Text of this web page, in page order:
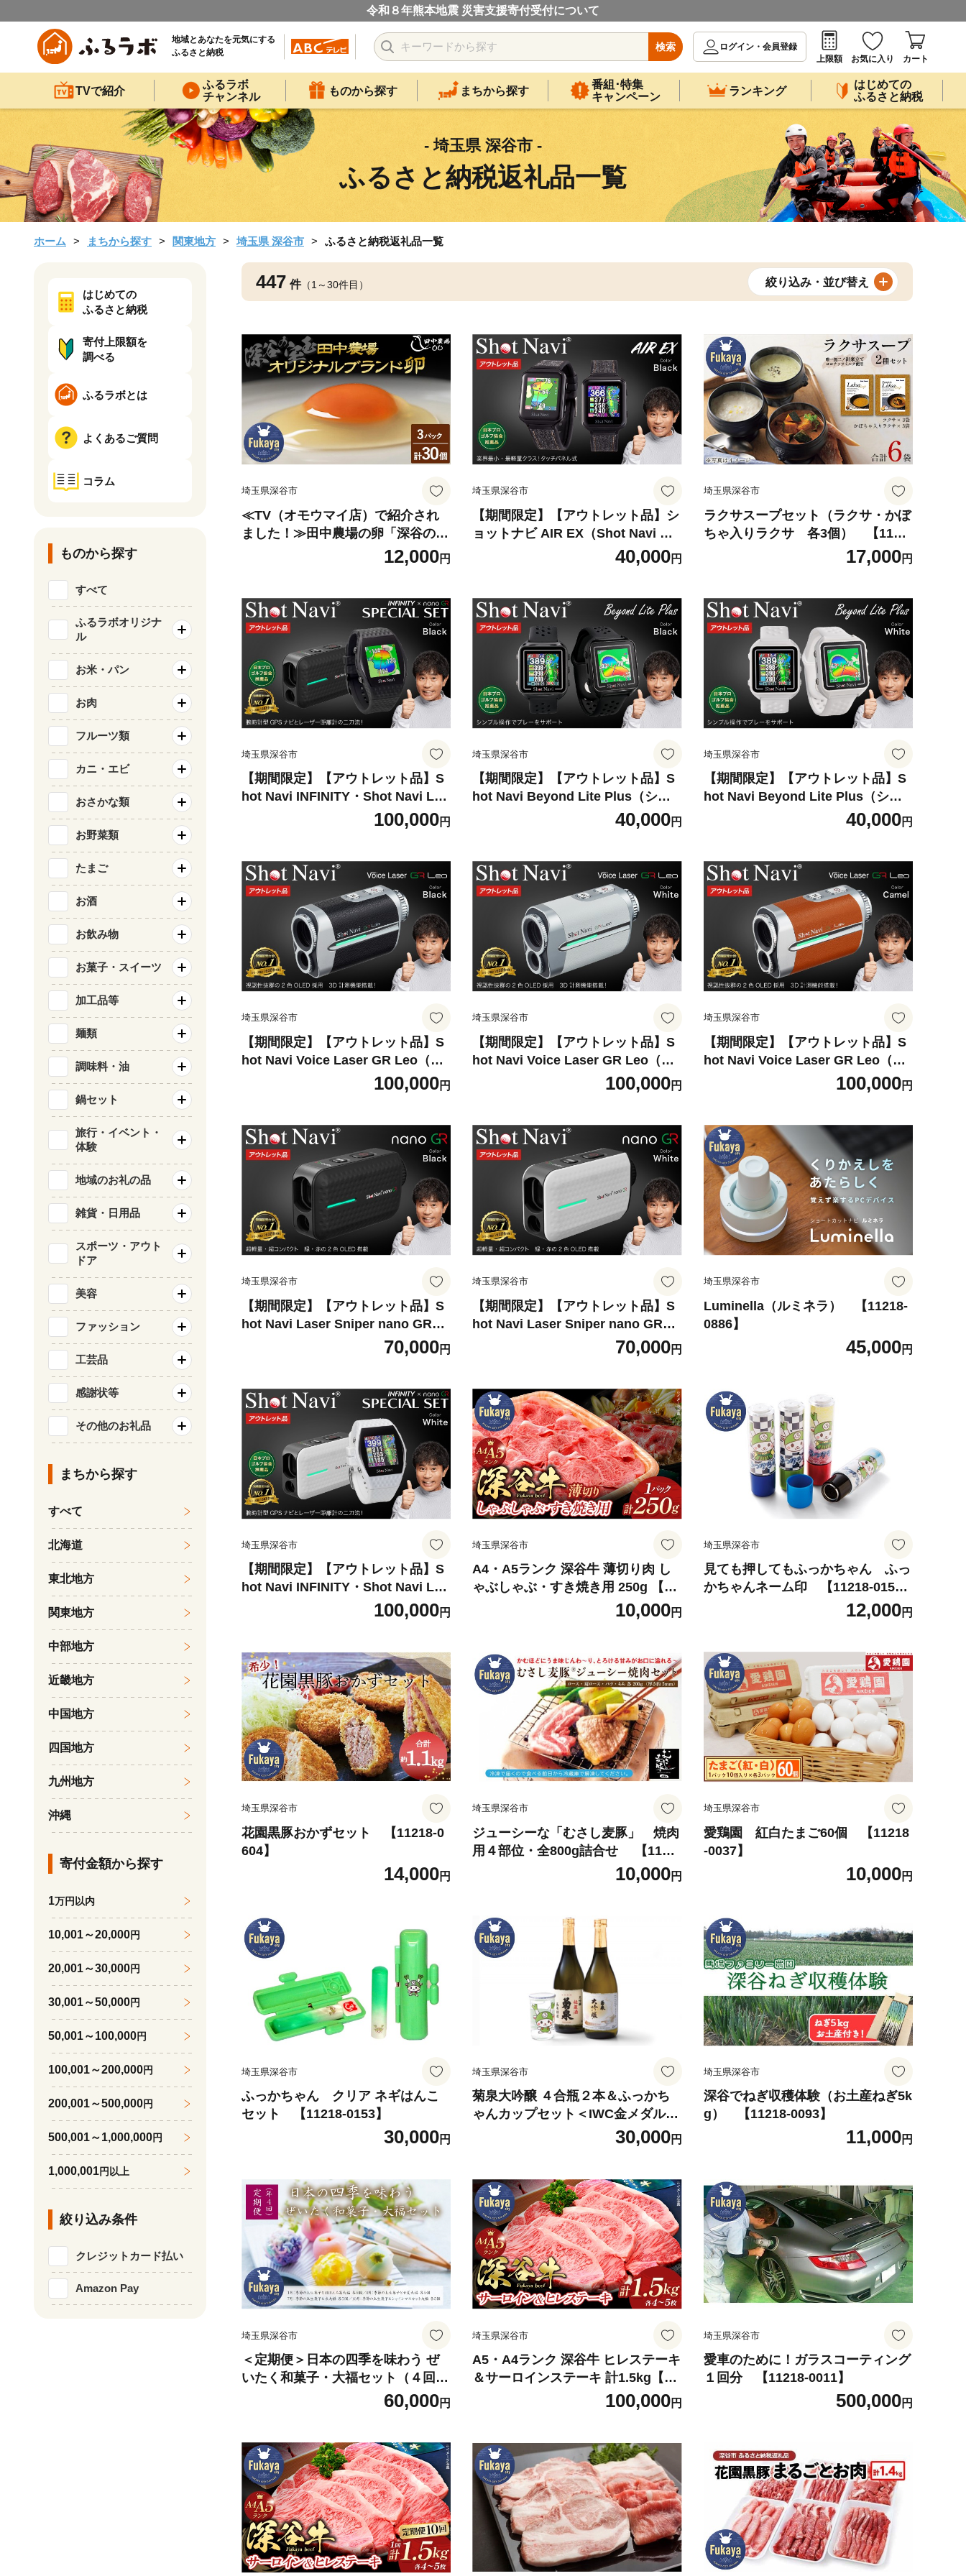
令和８年熊本地震 災害支援寄付受付について
地域とあなたを元気にする
ふるさと納税
検索
ログイン・会員登録
上限額
お気に入り カート
TVで紹介
ふるラボ
チャンネル
ものから探す まちから探す
番組･特集
キャンペーン
ランキング
はじめての
ふるさと納税
- 埼玉県 深谷市 -
ふるさと納税返礼品一覧
ホーム まちから探す 関東地方 埼玉県 深谷市 ふるさと納税返礼品一覧
447 件（1～30件目） 絞り込み・並び替え
埼玉県深谷市
≪TV（オモウマイ店）で紹介され
ました！≫田中農場の卵「深谷の宝
玉」10個入2パック＜1パック割れ
保証付き＞ 【11218-0051】
12,000円
埼玉県深谷市
【期間限定】【アウトレット品】シ
ョットナビ AIR EX（Shot Navi AI
R EX）＜カラー：ブラック＞ 【1
1218-0752】 ゴルフ 距離計 距離計
ッチ GPSウォッチGPSナビ 腕時計
日本製
40,000円
埼玉県深谷市
ラクサスープセット（ラクサ・かぼ
ちゃ入りラクサ 各3個） 【1121
17,000円
埼玉県深谷市
【期間限定】【アウトレット品】S
hot Navi INFINITY・Shot Navi Las
er Sniper nano GR（ショットナビ
インフィニティ・レーザースナイパ
ック＞ 【11218-0870】 ゴルフ 距
離計 距離計測器 測定器 ゴルフナビ
ゴルフウォッチ GPSウォッチGPS
ナビ 腕時計 日本製
100,000円
埼玉県深谷市
【期間限定】【アウトレット品】S
hot Navi Beyond Lite Plus（ショ
ットナビ ビヨンド ライト プラス）
＜カラー：ブラック＞ 【11218-0
定器 ゴルフナビ ゴルフウォッチ G
PSウォッチGPSナビ 腕時計 日本製
40,000円
埼玉県深谷市
【期間限定】【アウトレット品】S
hot Navi Beyond Lite Plus（ショ
ットナビ ビヨンド ライト プラス）
＜カラー：ホワイト＞ 【11218-0
定器 ゴルフナビ ゴルフウォッチ G
PSウォッチGPSナビ 腕時計 日本製
40,000円
埼玉県深谷市
【期間限定】【アウトレット品】S
hot Navi Voice Laser GR Leo（シ
ョットナビ ボイスレーザーGRレ
オ）＜カラー：ブラック（Black）
距離計測器 測定器 ゴルフナビ ゴル
フウォッチ GPSウォッチGPSナビ
腕時計 日本製
100,000円
埼玉県深谷市
【期間限定】【アウトレット品】S
hot Navi Voice Laser GR Leo（シ
ョットナビ ボイスレーザーGRレ
オ）＜カラー：ホワイト（White）
距離計測器 測定器 ゴルフナビ ゴル
フウォッチ GPSウォッチGPSナビ
腕時計 日本製
100,000円
埼玉県深谷市
【期間限定】【アウトレット品】S
hot Navi Voice Laser GR Leo（シ
ョットナビ ボイスレーザーGRレ
オ）＜カラー：キャメル（Camel）
距離計測器 測定器 ゴルフナビ ゴル
フウォッチ GPSウォッチGPSナビ
腕時計 日本製
100,000円
埼玉県深谷市
【期間限定】【アウトレット品】S
hot Navi Laser Sniper nano GR
（ショットナビ レーザースナイパ
ー ナノ GR）＜カラー：ブラック
距離計測器 測定器 ゴルフナビ ゴル
フウォッチ GPSウォッチGPSナビ
70,000円
埼玉県深谷市
【期間限定】【アウトレット品】S
hot Navi Laser Sniper nano GR
（ショットナビ レーザースナイパ
ー ナノ GR）＜カラー：ホワイト
距離計測器 測定器 ゴルフナビ ゴル
フウォッチ GPSウォッチGPSナビ
腕時計 日本製
70,000円
埼玉県深谷市
Luminella（ルミネラ） 【11218-
0886】
45,000円
埼玉県深谷市
【期間限定】【アウトレット品】S
hot Navi INFINITY・Shot Navi Las
er Sniper nano GR（ショットナビ
インフィニティ・レーザースナイパ
イト＞ 【11218-0874】 ゴルフ 距
離計 距離計測器 測定器 ゴルフナビ
ゴルフウォッチ GPSウォッチGPS
ナビ 腕時計 日本製
100,000円
埼玉県深谷市
A4・A5ランク 深谷牛 薄切り肉 し
ゃぶしゃぶ・すき焼き用 250g 【11
218-0045】黒毛和牛 和牛 深谷牛 ブ
ランド牛 国産 A4 A5 赤身 薄切り
ギフト 埼玉県 深谷市
10,000円
埼玉県深谷市
見ても押してもふっかちゃん ふっ
かちゃんネーム印 【11218-015
12,000円
埼玉県深谷市
花園黒豚おかずセット 【11218-0
604】
14,000円
埼玉県深谷市
ジューシーな「むさし麦豚」 焼肉
用４部位・全800g詰合せ 【1121
10,000円
埼玉県深谷市
愛鶏園 紅白たまご60個 【11218
-0037】
10,000円
埼玉県深谷市
ふっかちゃん クリア ネギはんこ
セット 【11218-0153】
30,000円
埼玉県深谷市
菊泉大吟醸 ４合瓶２本＆ふっかち
ゃんカップセット＜IWC金メダル受
賞品＞ 【11218-0083】30,000円
埼玉県深谷市
深谷でねぎ収穫体験（お土産ねぎ5k
g） 【11218-0093】
11,000円
埼玉県深谷市
＜定期便＞日本の四季を味わう ぜ
いたく和菓子・大福セット（４回コ
ース） 【11218-0112】60,000円
埼玉県深谷市
A5・A4ランク 深谷牛 ヒレステーキ
＆サーロインステーキ 計1.5kg【11
218-0042】 黒毛和牛 和牛 深谷牛
ブランド牛 国産 A4 A5 赤身 ヒレス
BQ ギフト 埼玉県 深谷市
100,000円
埼玉県深谷市
愛車のために！ガラスコーティング
１回分 【11218-0011】
500,000円
はじめての
ふるさと納税
寄付上限額を
調べる
ふるラボとは
よくあるご質問
コラム
ものから探す
すべて
ふるラボオリジナ
ル
お米・パン
お肉
フルーツ類
カニ・エビ
おさかな類
お野菜類
たまご
お酒
お飲み物
お菓子・スイーツ
加工品等
麺類
調味料・油
鍋セット
旅行・イベント・
体験
地域のお礼の品
雑貨・日用品
スポーツ・アウト
ドア
美容
ファッション
工芸品
感謝状等
その他のお礼品
まちから探す
すべて
北海道
東北地方
関東地方
中部地方
近畿地方
中国地方
四国地方
九州地方
沖縄
寄付金額から探す
1万円以内
10,001～20,000円
20,001～30,000円
30,001～50,000円
50,001～100,000円
100,001～200,000円
200,001～500,000円
500,001～1,000,000円
1,000,001円以上
絞り込み条件
クレジットカード払い
Amazon Pay